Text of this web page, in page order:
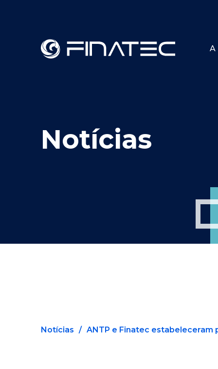
A
Notícias
Notícias / ANTP e Finatec estabeleceram